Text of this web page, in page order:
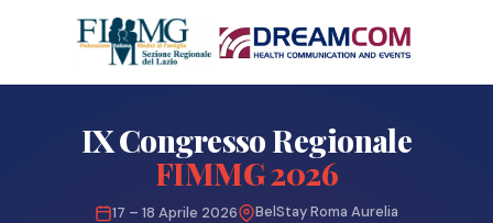
IX Congresso Regionale
FIMMG 2026
17 – 18 Aprile 2026 BelStay Roma Aurelia